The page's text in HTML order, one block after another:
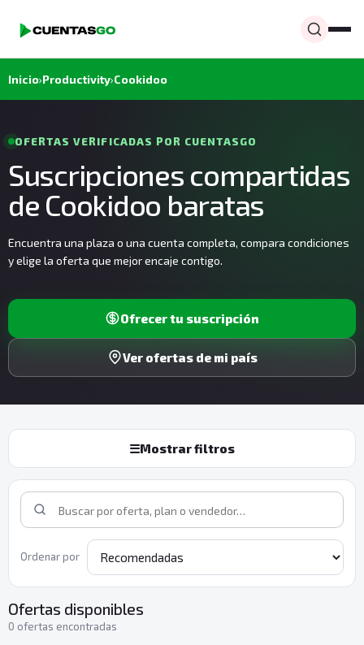
Inicio›Productivity›Cookidoo
OFERTAS VERIFICADAS POR CUENTASGO
Suscripciones compartidas
de Cookidoo baratas
Encuentra una plaza o una cuenta completa, compara condiciones
y elige la oferta que mejor encaje contigo.
Ofrecer tu suscripción
Ver ofertas de mi país
☰Mostrar filtros
Ordenar por
Ofertas disponibles
0 ofertas encontradas